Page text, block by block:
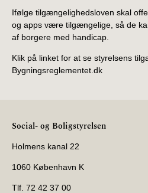
Ifølge tilgængelighedsloven skal
og apps være tilgængelige, så de
af borgere med handicap.
Klik på linket for at se styrelsens
Bygningsreglementet.dk
Social- og Boligstyrelsen
Holmens kanal 22
1060 København K
Tlf. 72 42 37 00